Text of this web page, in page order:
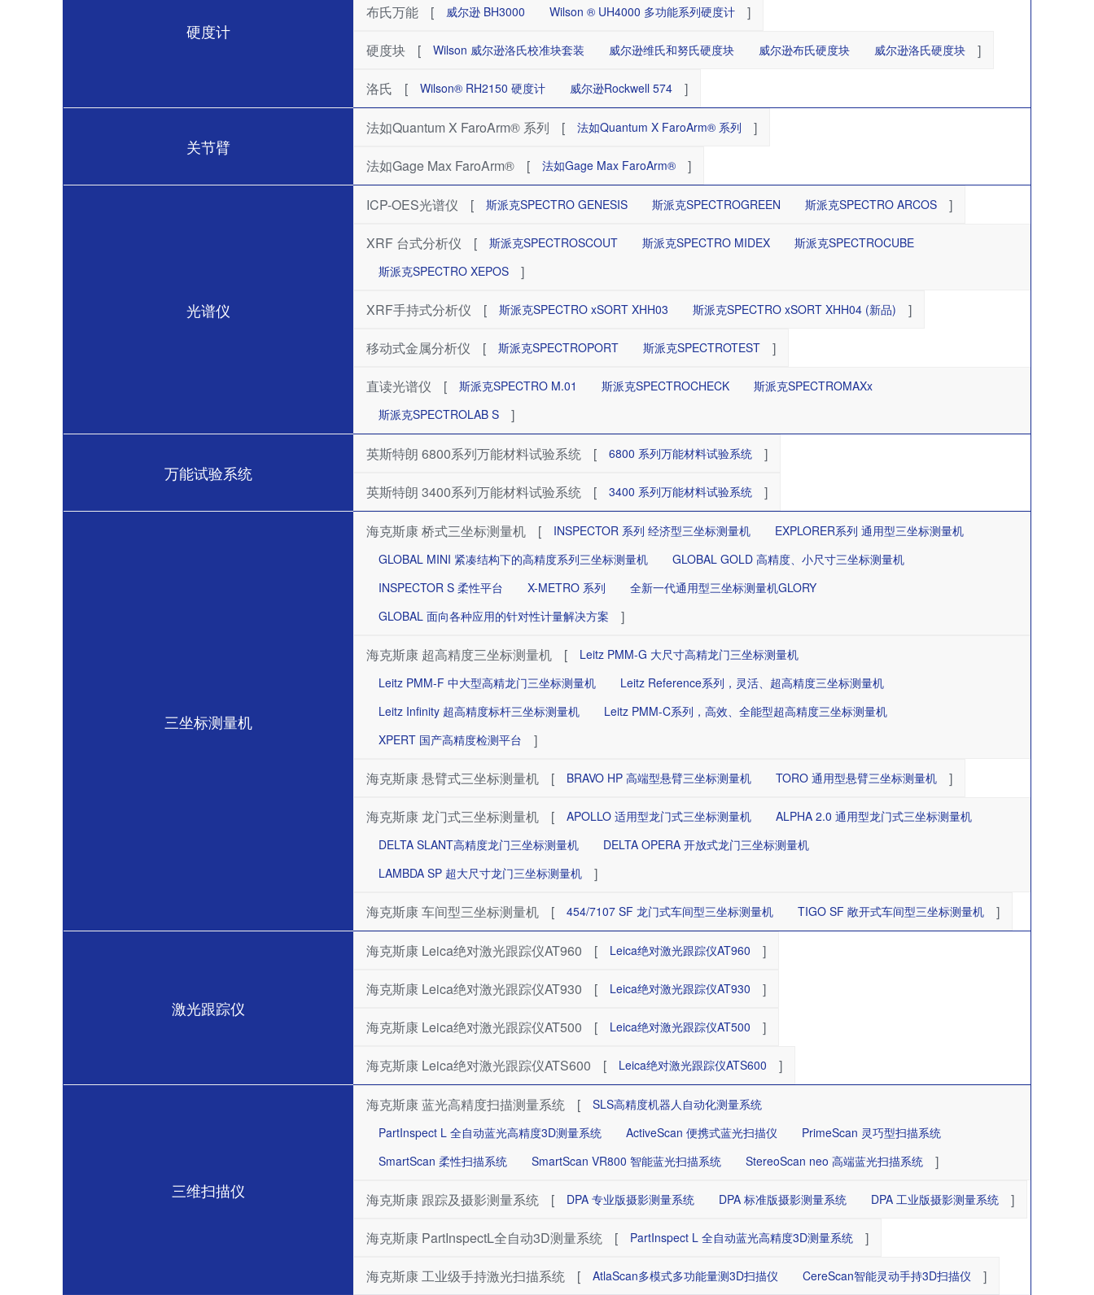
硬度计
布氏万能 [ 威尔逊 BH3000 Wilson ® UH4000 多功能系列硬度计 ]
硬度块 [ Wilson 威尔逊洛氏校准块套装 威尔逊维氏和努氏硬度块 威尔逊布氏硬度块 威尔逊洛氏硬度块 ]
洛氏 [ Wilson® RH2150 硬度计 威尔逊Rockwell 574 ]
关节臂
法如Quantum X FaroArm® 系列 [ 法如Quantum X FaroArm® 系列 ]
法如Gage Max FaroArm® [ 法如Gage Max FaroArm® ]
光谱仪
ICP-OES光谱仪 [ 斯派克SPECTRO GENESIS 斯派克SPECTROGREEN 斯派克SPECTRO ARCOS ]
XRF 台式分析仪 [ 斯派克SPECTROSCOUT 斯派克SPECTRO MIDEX
斯派克SPECTROCUBE
斯派克SPECTRO XEPOS
]
XRF手持式分析仪 [ 斯派克SPECTRO xSORT XHH03 斯派克SPECTRO xSORT XHH04 (新品) ]
移动式金属分析仪 [ 斯派克SPECTROPORT 斯派克SPECTROTEST ]
直读光谱仪 [ 斯派克SPECTRO M.01 斯派克SPECTROCHECK
斯派克SPECTROMAXx
斯派克SPECTROLAB S
]
万能试验系统
英斯特朗 6800系列万能材料试验系统 [ 6800 系列万能材料试验系统 ]
英斯特朗 3400系列万能材料试验系统 [ 3400 系列万能材料试验系统 ]
三坐标测量机
海克斯康 桥式三坐标测量机 [ INSPECTOR 系列 经济型三坐标测量机
EXPLORER系列 通用型三坐标测量机
GLOBAL MINI 紧凑结构下的高精度系列三坐标测量机
GLOBAL GOLD 高精度、小尺寸三坐标测量机
INSPECTOR S 柔性平台
X-METRO 系列
全新一代通用型三坐标测量机GLORY
GLOBAL 面向各种应用的针对性计量解决方案
]
海克斯康 超高精度三坐标测量机 [
Leitz PMM-G 大尺寸高精龙门三坐标测量机
Leitz PMM-F 中大型高精龙门三坐标测量机
Leitz Reference系列，灵活、超高精度三坐标测量机
Leitz Infinity 超高精度标杆三坐标测量机
Leitz PMM-C系列，高效、全能型超高精度三坐标测量机
XPERT 国产高精度检测平台
]
海克斯康 悬臂式三坐标测量机 [ BRAVO HP 高端型悬臂三坐标测量机 TORO 通用型悬臂三坐标测量机 ]
海克斯康 龙门式三坐标测量机 [ APOLLO 适用型龙门式三坐标测量机
ALPHA 2.0 通用型龙门式三坐标测量机
DELTA SLANT高精度龙门三坐标测量机
DELTA OPERA 开放式龙门三坐标测量机
LAMBDA SP 超大尺寸龙门三坐标测量机
]
海克斯康 车间型三坐标测量机 [ 454/7107 SF ​龙门式车间型三坐标测量机 TIGO SF 敞开式车间型三坐标测量机 ]
激光跟踪仪
海克斯康 Leica绝对激光跟踪仪AT960 [ Leica绝对激光跟踪仪AT960 ]
海克斯康 Leica绝对激光跟踪仪AT930 [ Leica绝对激光跟踪仪AT930 ]
海克斯康 Leica绝对激光跟踪仪AT500 [ Leica绝对激光跟踪仪AT500 ]
海克斯康 Leica绝对激光跟踪仪ATS600 [ Leica绝对激光跟踪仪ATS600 ]
三维扫描仪
海克斯康 蓝光高精度扫描测量系统 [
SLS高精度机器人自动化测量系统
PartInspect L 全自动蓝光高精度3D测量系统
ActiveScan 便携式蓝光扫描仪
PrimeScan 灵巧型扫描系统
SmartScan 柔性扫描系统
SmartScan VR800 智能蓝光扫描系统 StereoScan neo 高端蓝光扫描系统 ]
海克斯康 跟踪及摄影测量系统 [ DPA 专业版摄影测量系统 DPA 标准版摄影测量系统 DPA 工业版摄影测量系统 ]
海克斯康 PartInspectL全自动3D测量系统 [ PartInspect L 全自动蓝光高精度3D测量系统 ]
海克斯康 工业级手持激光扫描系统 [ AtlaScan多模式多功能量测3D扫描仪 CereScan智能灵动手持3D扫描仪 ]